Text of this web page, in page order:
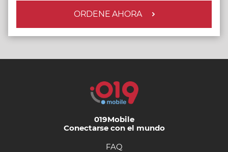
ORDENE AHORA
019Mobile
Conectarse con el mundo
FAQ